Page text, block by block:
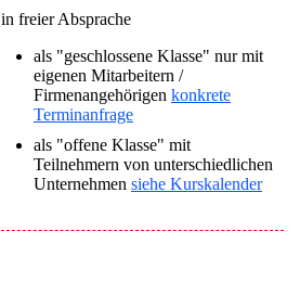
in freier Absprache
als "geschlossene Klasse" nur mit
eigenen Mitarbeitern /
Firmenangehörigen konkrete
Terminanfrage
als "offene Klasse" mit
Teilnehmern von unterschiedlichen
Unternehmen siehe Kurskalender